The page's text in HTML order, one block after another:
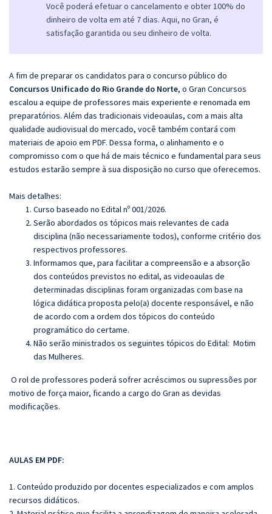
Você poderá efetuar o cancelamento e obter 100% do
dinheiro de volta em até 7 dias. Aqui, no Gran, é
satisfação garantida ou seu dinheiro de volta.
A fim de preparar os candidatos para o concurso público do
Concursos Unificado do Rio Grande do Norte, o Gran Concursos
escalou a equipe de professores mais experiente e renomada em
preparatórios. Além das tradicionais videoaulas, com a mais alta
qualidade audiovisual do mercado, você também contará com
materiais de apoio em PDF. Dessa forma, o alinhamento e o
compromisso com o que há de mais técnico e fundamental para seus
estudos estarão sempre à sua disposição no curso que oferecemos.
Mais detalhes:
Curso baseado no Edital nº 001/2026.
Serão abordados os tópicos mais relevantes de cada
disciplina (não necessariamente todos), conforme critério dos
respectivos professores.
Informamos que, para facilitar a compreensão e a absorção
dos conteúdos previstos no edital, as videoaulas de
determinadas disciplinas foram organizadas com base na
lógica didática proposta pelo(a) docente responsável, e não
de acordo com a ordem dos tópicos do conteúdo
programático do certame.
Não serão ministrados os seguintes tópicos do Edital: Motim
das Mulheres.
O rol de professores poderá sofrer acréscimos ou supressões por
motivo de força maior, ficando a cargo do Gran as devidas
modificações.
AULAS EM PDF:
1. Conteúdo produzido por docentes especializados e com amplos
recursos didáticos.